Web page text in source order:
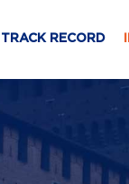
TRACK RECORD